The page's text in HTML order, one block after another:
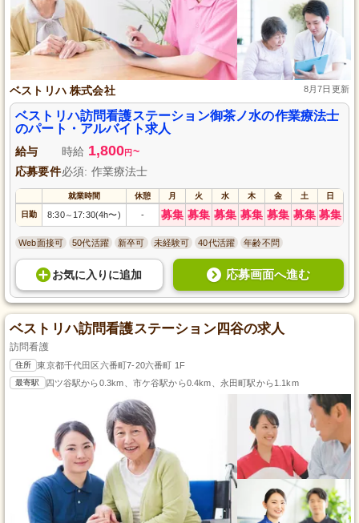
ベストリハ 株式会社 8月7日更新
ベストリハ訪問看護ステーション御茶ノ水の作業療法士
のパート・アルバイト求人
給与 時給 1,800円 ~
応募要件必須: 作業療法士
就業時間 休憩 月 火 水 木 金 土 日
日勤 8:30～ 17:30(4h〜) - 募集 募集 募集 募集 募集 募集 募集
Web面接可 50代活躍 新卒可 未経験可 40代活躍 年齢不問
お気に入り に追加 応募画面へ進む
ベストリハ訪問看護ステーション四谷の求人
訪問看護
住所 東京都千代田区六番町7-20六番町 1F
最寄駅 四ツ谷駅から0.3km、市ケ谷駅から0.4km、永田町駅から1.1km